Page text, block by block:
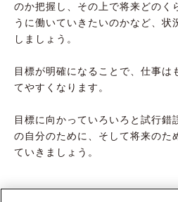
のか把握し、その上で将来どのく
うに働いていきたいのかなど、状
しましょう。
目標が明確になることで、仕事は
てやすくなります。
目標に向かっていろいろと試行錯
の自分のために、そして将来のた
ていきましょう。